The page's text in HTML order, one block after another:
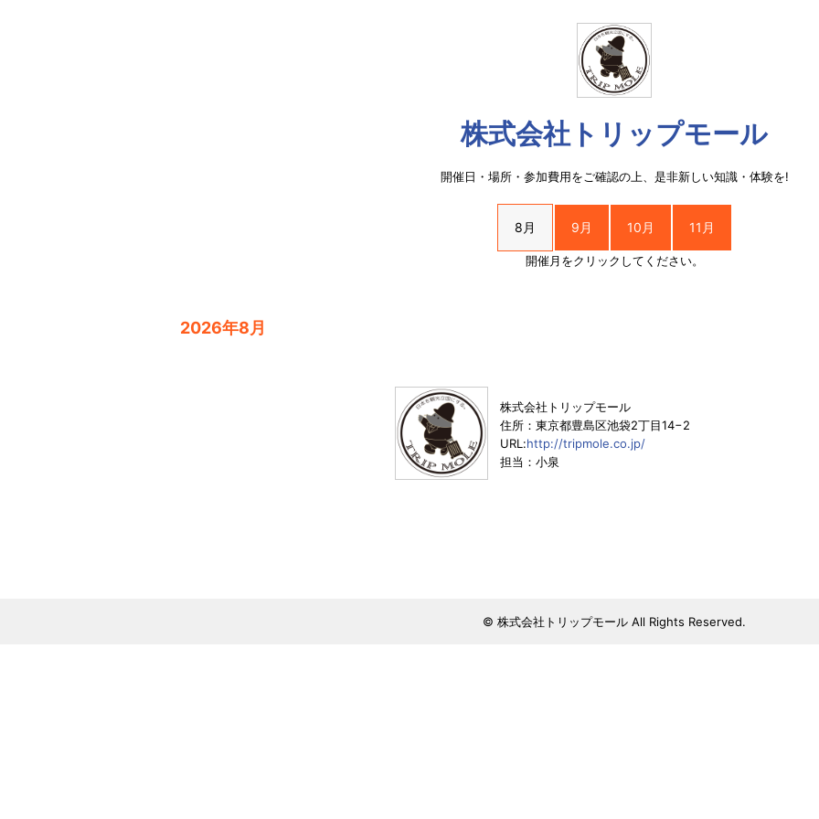
株式会社トリップモール
開催日・場所・参加費用をご確認の上、是非新しい知識・体験を!
8月 9月 10月 11月
開催月をクリックしてください。
2026年8月
株式会社トリップモール
住所：東京都豊島区池袋2丁目14−2
URL:http://tripmole.co.jp/
担当：小泉
© 株式会社トリップモール All Rights Reserved.